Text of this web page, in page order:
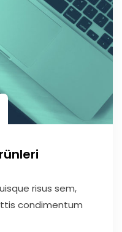
risus sem,
condimentum